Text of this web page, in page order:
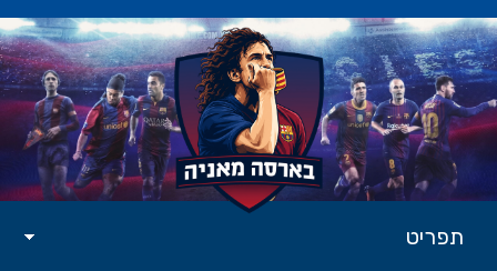
תפריט